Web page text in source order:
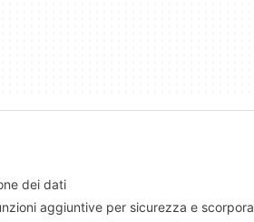
dei dati
aggiuntive per sicurezza e